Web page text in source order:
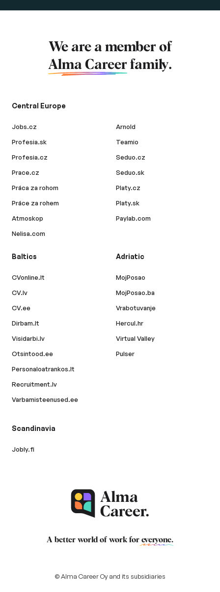
We are a member of
Alma Career family.
Central Europe
Jobs.cz
Profesia.sk
Profesia.cz
Prace.cz
Práca za rohom
Práce za rohem
Atmoskop
Nelisa.com
Arnold
Teamio
Seduo.cz
Seduo.sk
Platy.cz
Platy.sk
Paylab.com
Baltics
CVonline.lt
CV.lv
CV.ee
Dirbam.lt
Visidarbi.lv
Otsintood.ee
Personaloatrankos.lt
Recruitment.lv
Varbamisteenused.ee
Adriatic
MojPosao
MojPosao.ba
Vrabotuvanje
Hercul.hr
Virtual Valley
Pulser
Scandinavia
Jobly.fi
A better world of work for everyone.
© Alma Career Oy and its subsidiaries